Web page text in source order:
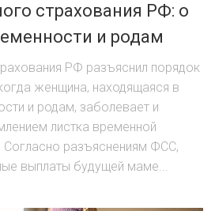
страхования РФ: о
и родам
РФ разъяснил порядок
женщина, находящаяся в
и родам, заболевает и
листка временной
Согласно разъяснениям ФСС,
выплаты будущей маме...